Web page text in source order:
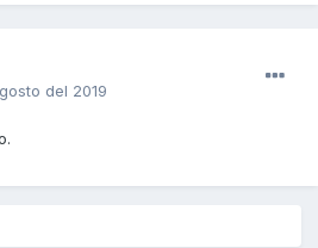
del 2019